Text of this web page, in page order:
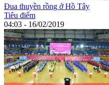
Đua thuyền rồng ở Hồ Tây
Tiêu điểm
04:03 - 16/02/2019